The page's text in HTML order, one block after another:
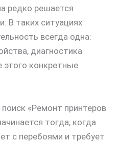
редко решается
В таких ситуациях
всегда одна:
диагностика
этого конкретные
«Ремонт принтеров
тогда, когда
с перебоями и требует